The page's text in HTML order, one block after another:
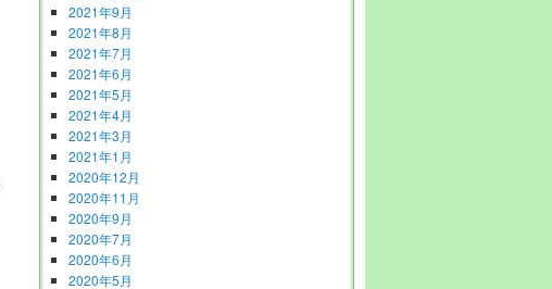
2021年9月
2021年8月
2021年7月
2021年6月
2021年5月
2021年4月
2021年3月
2021年1月
2020年12月
2020年11月
2020年9月
2020年7月
2020年6月
2020年5月